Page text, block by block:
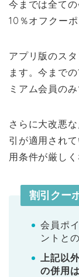
今までは全て
10％オフクー
アプリ版のス
ます。今まで
ミアム会員のみ
さらに大改悪
引が適用され
用条件が厳しく
割引クー
会員ポ
ントと
上記以
の併用